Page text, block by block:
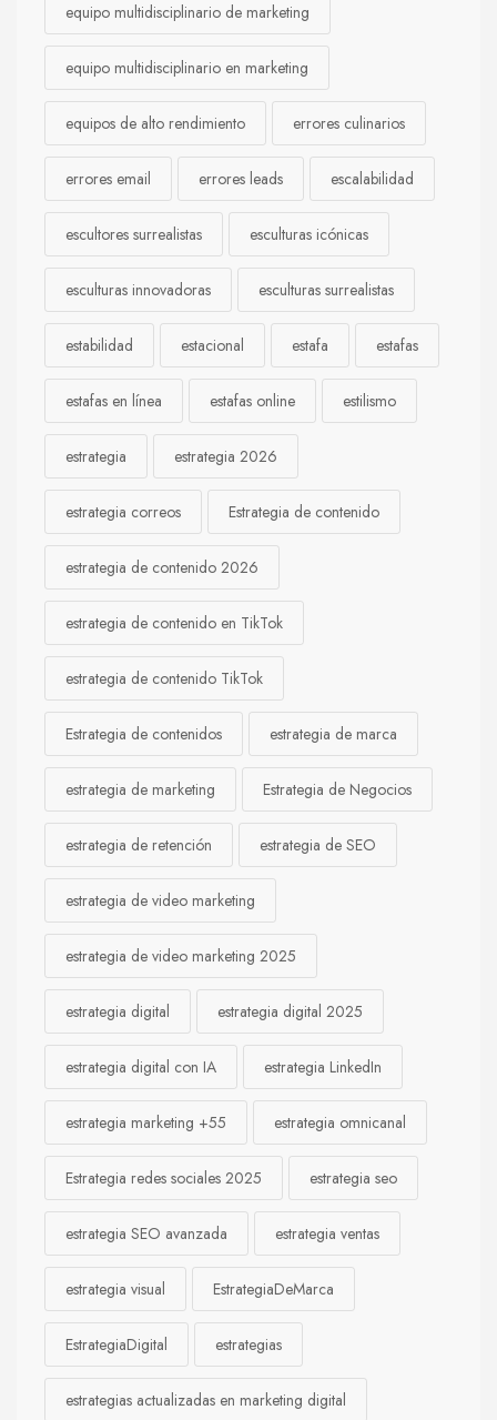
equipo multidisciplinario de marketing
equipo multidisciplinario en marketing
equipos de alto rendimiento errores culinarios
errores email errores leads escalabilidad
escultores surrealistas esculturas icónicas
esculturas innovadoras esculturas surrealistas
estabilidad estacional estafa estafas
estafas en línea estafas online estilismo
estrategia estrategia 2026
estrategia correos Estrategia de contenido
estrategia de contenido 2026
estrategia de contenido en TikTok
estrategia de contenido TikTok
Estrategia de contenidos estrategia de marca
estrategia de marketing Estrategia de Negocios
estrategia de retención estrategia de SEO
estrategia de video marketing
estrategia de video marketing 2025
estrategia digital estrategia digital 2025
estrategia digital con IA estrategia LinkedIn
estrategia marketing +55 estrategia omnicanal
Estrategia redes sociales 2025 estrategia seo
estrategia SEO avanzada estrategia ventas
estrategia visual EstrategiaDeMarca
EstrategiaDigital estrategias
estrategias actualizadas en marketing digital